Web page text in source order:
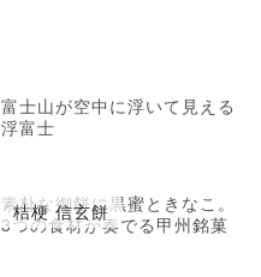
富士山が空中に浮いて見える
浮富士
桔梗 信玄餅
素朴な御餅に黒蜜ときなこ。
3つの食材が奏でる甲州銘菓